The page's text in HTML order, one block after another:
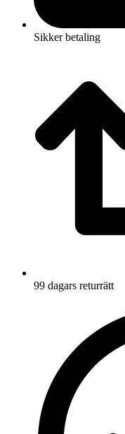
Sikker betaling
99 dagars returrätt